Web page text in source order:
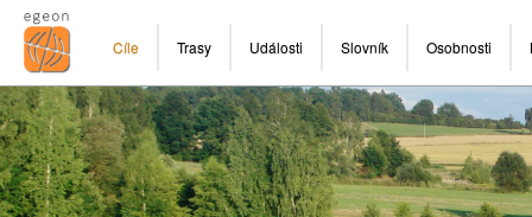
Cíle Trasy Události Slovník Osobnosti